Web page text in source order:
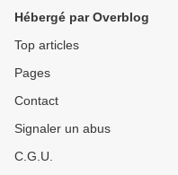
Hébergé par Overblog
Top articles
Pages
Contact
Signaler un abus
C.G.U.